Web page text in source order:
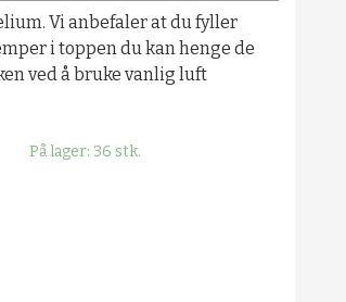
Vi anbefaler at du fyller
i toppen du kan henge de
ved å bruke vanlig luft
På lager: 36 stk.